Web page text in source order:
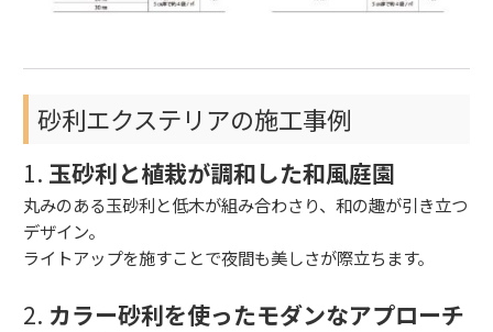
砂利エクステリアの施工事例
1. 玉砂利と植栽が調和した和風庭園
丸みのある玉砂利と低木が組み合わさり、和の趣が引き立つ
デザイン。
ライトアップを施すことで夜間も美しさが際立ちます。
2. カラー砂利を使ったモダンなアプローチ